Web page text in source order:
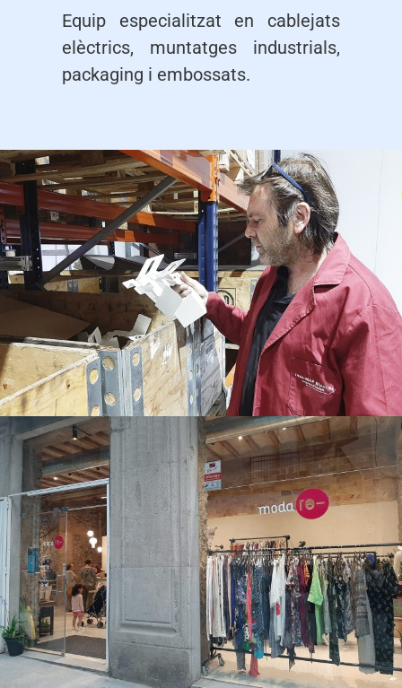
Equip especialitzat en cablejats
elèctrics, muntatges industrials,
packaging i embossats.